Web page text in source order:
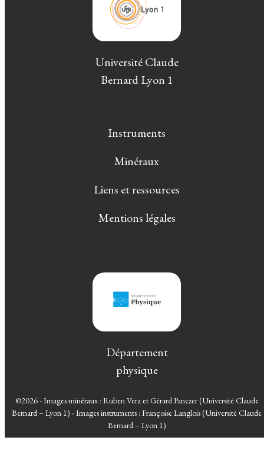
Université Claude
Bernard Lyon 1
Instruments
Minéraux
Liens et ressources
Mentions légales
Département
physique
©2026 - Images minéraux : Ruben Vera et Gérard Panczer (Université Claude
Bernard – Lyon 1) - Images instruments : Françoise Langlois (Université Claude
Bernard – Lyon 1)